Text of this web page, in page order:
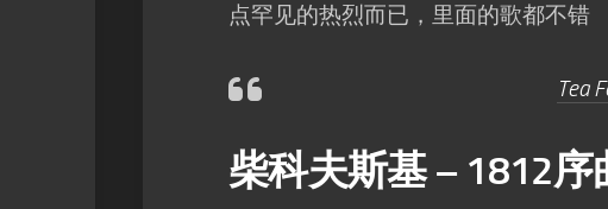
点罕见的热烈而已，里面的歌都不错
Tea
柴科夫斯基 – 1812序